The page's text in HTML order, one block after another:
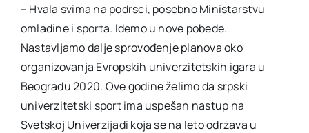
– Hvala svima na podrsci, posebno Ministarstvu
omladine i sporta. Idemo u nove pobede.
Nastavljamo dalje sprovođenje planova oko
organizovanja Evropskih univerzitetskih igara u
Beogradu 2020. Ove godine želimo da srpski
univerzitetski sport ima uspešan nastup na
Svetskoj Univerzijadi koja se na leto odrzava u